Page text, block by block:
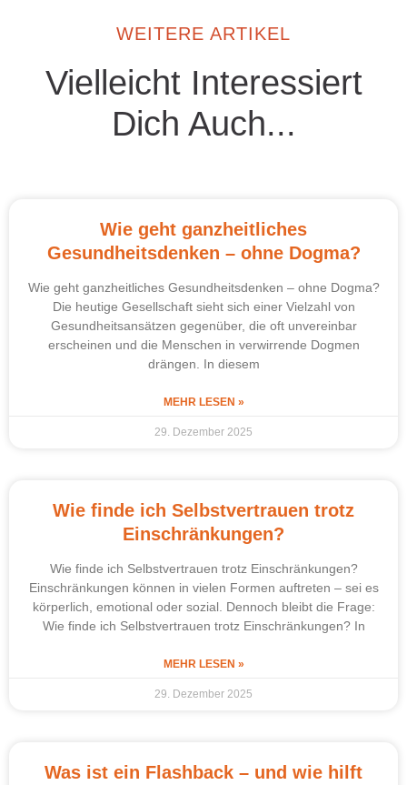
WEITERE ARTIKEL
Vielleicht Interessiert
Dich Auch...
Wie geht ganzheitliches
Gesundheitsdenken – ohne Dogma?
Wie geht ganzheitliches Gesundheitsdenken – ohne Dogma?
Die heutige Gesellschaft sieht sich einer Vielzahl von
Gesundheitsansätzen gegenüber, die oft unvereinbar
erscheinen und die Menschen in verwirrende Dogmen
drängen. In diesem
MEHR LESEN »
29. Dezember 2025
Wie finde ich Selbstvertrauen trotz
Einschränkungen?
Wie finde ich Selbstvertrauen trotz Einschränkungen?
Einschränkungen können in vielen Formen auftreten – sei es
körperlich, emotional oder sozial. Dennoch bleibt die Frage:
Wie finde ich Selbstvertrauen trotz Einschränkungen? In
MEHR LESEN »
29. Dezember 2025
Was ist ein Flashback – und wie hilft